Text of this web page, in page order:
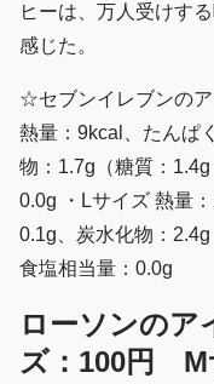
ヒーは、万人受けす
感じた。
☆セブンイレブンの
熱量：9kcal、たんぱ
物：1.7g（糖質：
0.0g ・Lサイズ 熱量
0.1g、炭水化物：
食塩相当量：0.0g
ローソンの
ズ：100円 M